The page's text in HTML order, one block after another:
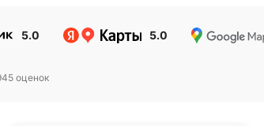
5.0 5.0
оценок